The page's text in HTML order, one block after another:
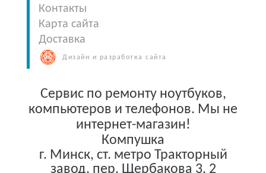
Контакты
Карта сайта
Доставка
Дизайн и разработка сайта
Сервис по ремонту ноутбуков,
компьютеров и телефонов. Мы не
интернет-магазин!
Компушка
г. Минск, ст. метро Тракторный
завод, пер. Щербакова 3, 2